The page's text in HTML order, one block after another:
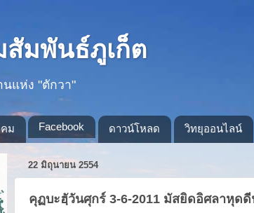
มพันธ์ภูเก็ต
นแห่ง "ตักวา"
ม Facebook ดาวน์โหลด วิทยุออนไลน์
22 มิถุนายน 2554
คุฏบะฮฺัวันศุกร์ 3-6-2011 มัสยิดอิศลาหุด